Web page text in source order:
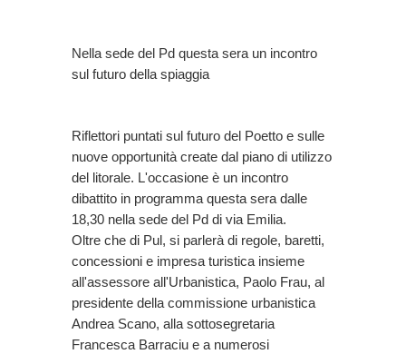
Nella sede del Pd questa sera un incontro
sul futuro della spiaggia
Riflettori puntati sul futuro del Poetto e sulle
nuove opportunità create dal piano di utilizzo
del litorale. L'occasione è un incontro
dibattito in programma questa sera dalle
18,30 nella sede del Pd di via Emilia.
Oltre che di Pul, si parlerà di regole, baretti,
concessioni e impresa turistica insieme
all'assessore all'Urbanistica, Paolo Frau, al
presidente della commissione urbanistica
Andrea Scano, alla sottosegretaria
Francesca Barraciu e a numerosi